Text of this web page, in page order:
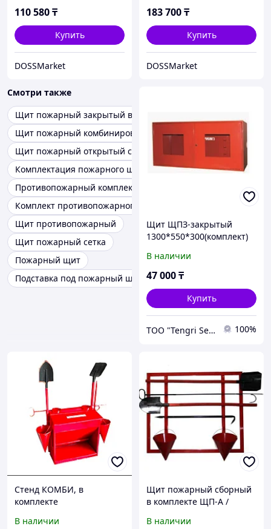
110 580₸
Купить
DOSSMarket
183 700₸
Купить
DOSSMarket
Смотри также
Щит пожарный закрытый в комплекте
Щит пожарный комбинированный
Щит пожарный открытый сборный
Комплектация пожарного щита в рк
Противопожарный комплект
Комплект противопожарного инвентаря
Щит противопожарный
Щит пожарный сетка
Пожарный щит
Подставка под пожарный щит
Щит ЩПЗ-закрытый
1300*550*300(комплект)
В наличии
47 000₸
Купить
ТОО "Tengri Service Group" 100%
Стенд КОМБИ, в
комплекте
В наличии
Щит пожарный сборный
в комплекте ЩП-А /
пожарный сборный
В наличии